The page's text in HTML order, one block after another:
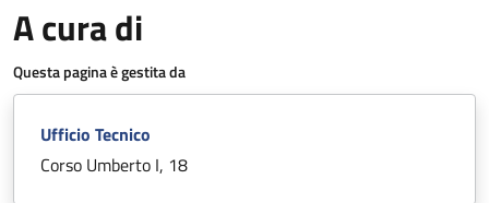
A cura di
Questa pagina è gestita da
Ufficio Tecnico
Corso Umberto I, 18